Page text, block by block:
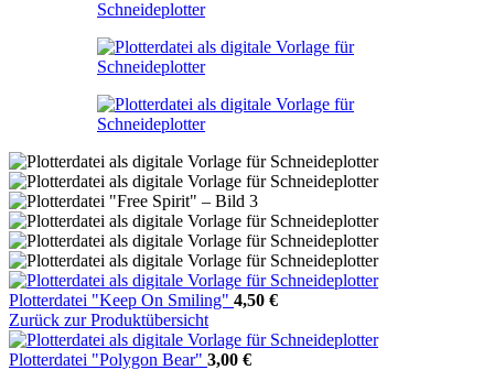
Plotterdatei "Keep On Smiling" 4,50 €
Zurück zur Produktübersicht
Plotterdatei "Polygon Bear" 3,00 €